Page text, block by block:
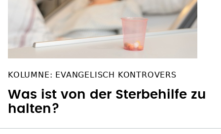
KOLUMNE: EVANGELISCH KONTROVERS
Was ist von der Sterbehilfe zu
halten?